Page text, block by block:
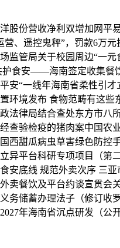
份营收净利双增加网平
营、遥控鬼秤”，罚款6万元
监管局关于校园周边“一元
护食安——海南签定收集餐
安“一线年海南省柔性引才
环境发布 食物范畴有这些
法律局结合查处东方市八
查验检疫的猪肉案中国农
西甜瓜病虫草害绿色防控
异平台科研专项项目（第
安底线 规范外卖次序 三
卖餐饮及平台约谈宣贯会
务储蓄办理法子（修订收
年海南省沉点研发（公